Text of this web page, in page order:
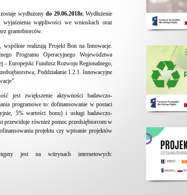
wydłużonydo 29.06.2018r. Wydłużenie
wątpliwości we wnioskach oraz
grantobiorców.
wspólnie realizują Projekt Bon na Innowacje.
Programu Operacyjnego Województwa
– Europejski Fundusz Rozwoju Regionalnego,
Poddziałanie 1.2.1. Innowacyjne
jest zwiększenie aktywności badawczo-
programowe to: dofinansowanie w postaci
5% wartości bonu) i usługi badawczo-
przewiduje również pomoc przedsiębiorcom w
projektu czy wpisanie projektów
jest na witrynach internetowych: